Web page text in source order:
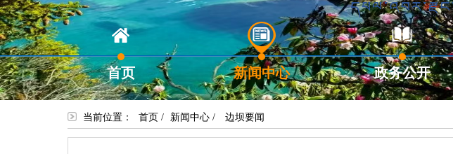
首页 新闻中心 政务公开
当前位置： 首页 / 新闻中心 / 边坝要闻